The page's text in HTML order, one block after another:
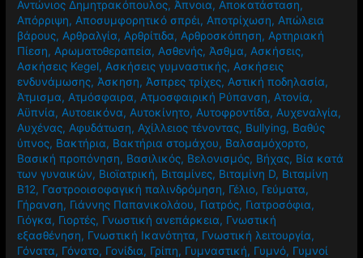
Αντώνιος Δημητρακόπουλος, Άπνοια, Αποκατάσταση,
Απόρριψη, Αποσυμφορητικό σπρέι, Αποτρίχωση, Απώλεια
βάρους, Αρθραλγία, Αρθρίτιδα, Αρθροσκόπηση, Αρτηριακή
Πίεση, Αρωματοθεραπεία, Ασθενής, Άσθμα, Ασκήσεις,
Ασκήσεις Kegel, Ασκήσεις γυμναστικής, Ασκήσεις
ενδυνάμωσης, Άσκηση, Άσπρες τρίχες, Αστική ποδηλασία,
Άτμισμα, Ατμόσφαιρα, Ατμοσφαιρική Ρύπανση, Ατονία,
Αϋπνία, Αυτοεικόνα, Αυτοκίνητο, Αυτοφροντίδα, Αυχεναλγία,
Αυχένας, Αφυδάτωση, Αχίλλειος τένοντας, Βullying, Βαθύς
ύπνος, Βακτήρια, Βακτήρια στομάχου, Βαλσαμόχορτο,
Βασική προπόνηση, Βασιλικός, Βελονισμός, Βήχας, Βία κατά
των γυναικών, Βιοϊατρική, Βιταμίνες, Βιταμίνη D, Βιταμίνη
Β12, Γαστροοισοφαγική παλινδρόμηση, Γέλιο, Γεύματα,
Γήρανση, Γιάννης Παπανικολάου, Γιατρός, Γιατροσόφια,
Γιόγκα, Γιορτές, Γνωστική ανεπάρκεια, Γνωστική
εξασθένηση, Γνωστική Ικανότητα, Γνωστική λειτουργία,
Γόνατα, Γόνατο, Γονίδια, Γρίπη, Γυμναστική, Γυμνό, Γυμνοί